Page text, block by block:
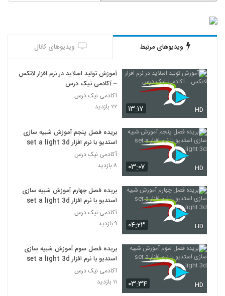
ویدیوهای مرتبط ویدیوهای کانال
۱۳:۱۷ HD
آموزش تولید اسلاید در نرم افزار لاتکس
– آکادمی نیک درس
آکادمی نیک درس
۲۲ بازدید
۰۳:۰۷ HD
بریده فصل پنجم آموزش شبیه سازی
استدیو با نرم افزار set a light 3d
آکادمی نیک درس
۸ بازدید
۰۴:۲۳ HD
بریده فصل چهارم آموزش شبیه سازی
استدیو با نرم افزار set a light 3d
آکادمی نیک درس
۹ بازدید
۰۳:۳۴ HD
بریده فصل سوم آموزش شبیه سازی
استدیو با نرم افزار set a light 3d
آکادمی نیک درس
۱۱ بازدید